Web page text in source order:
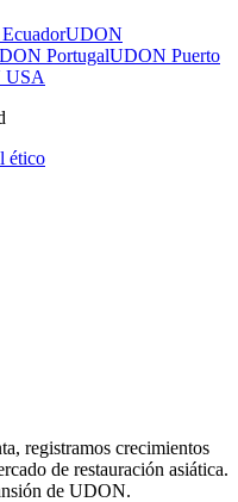
UDON
PortugalUDON Puerto
USA
ético
registramos crecimientos
de restauración asiática.
de UDON.